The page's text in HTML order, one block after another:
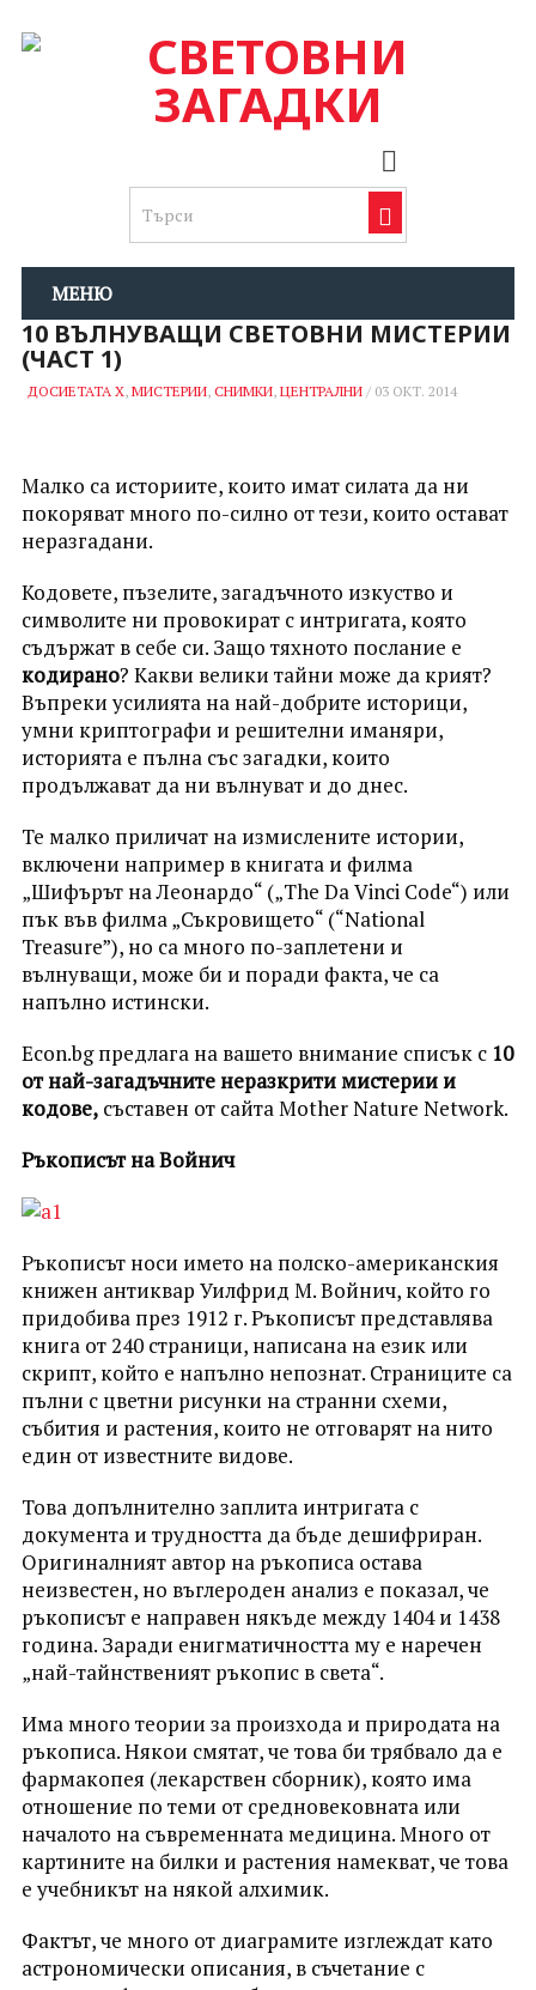
МЕНЮ
10 ВЪЛНУВАЩИ СВЕТОВНИ МИСТЕРИИ
(ЧАСТ 1)
ДОСИЕТАТА Х, МИСТЕРИИ, СНИМКИ, ЦЕНТРАЛНИ/ 03 ОКТ. 2014
Малко са историите, които имат силата да ни
покоряват много по-силно от тези, които остават
неразгадани.
Кодовете, пъзелите, загадъчното изкуство и
символите ни провокират с интригата, която
съдържат в себе си. Защо тяхното послание е
кодирано? Какви велики тайни може да крият?
Въпреки усилията на най-добрите историци,
умни криптографи и решителни иманяри,
историята е пълна със загадки, които
продължават да ни вълнуват и до днес.
Те малко приличат на измислените истории,
включени например в книгата и филма
„Шифърът на Леонардо“ („The Da Vinci Code“) или
пък във филма „Съкровището“ (“National
Treasure”), но са много по-заплетени и
вълнуващи, може би и поради факта, че са
напълно истински.
Econ.bg предлага на вашето внимание списък с 10
от най-загадъчните неразкрити мистерии и
кодове,съставен от сайта Мother Nature Network.
Ръкописът на Войнич
Ръкописът носи името на полско-американския
книжен антиквар Уилфрид М. Войнич, който го
придобива през 1912 г. Ръкописът представлява
книга от 240 страници, написана на език или
скрипт, който е напълно непознат. Страниците са
пълни с цветни рисунки на странни схеми,
събития и растения, които не отговарят на нито
един от известните видове.
Това допълнително заплита интригата с
документа и трудността да бъде дешифриран.
Оригиналният автор на ръкописа остава
неизвестен, но въглероден анализ е показал, че
ръкописът е направен някъде между 1404 и 1438
година. Заради енигматичността му е наречен
„най-тайнственият ръкопис в света“.
Има много теории за произхода и природата на
ръкописа. Някои смятат, че това би трябвало да е
фармакопея (лекарствен сборник), която има
отношение по теми от средновековната или
началото на съвременната медицина. Много от
картините на билки и растения намекват, че това
е учебникът на някой алхимик.
Фактът, че много от диаграмите изглеждат като
астрономически описания, в съчетание с